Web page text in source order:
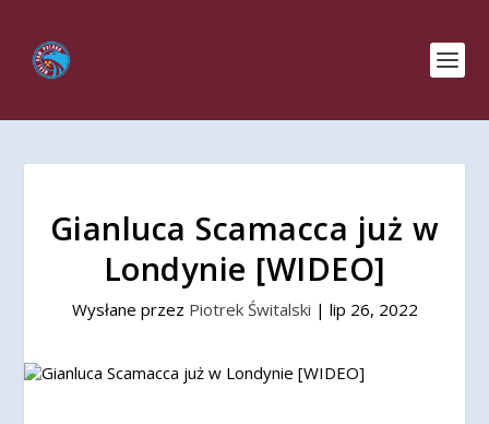
Gianluca Scamacca już w
Londynie [WIDEO]
Wysłane przez Piotrek Świtalski | lip 26, 2022